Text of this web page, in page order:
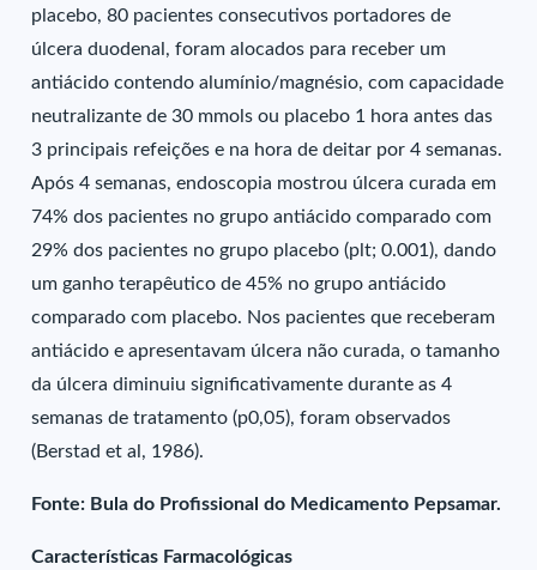
placebo, 80 pacientes consecutivos portadores de
úlcera duodenal, foram alocados para receber um
antiácido contendo alumínio/magnésio, com capacidade
neutralizante de 30 mmols ou placebo 1 hora antes das
3 principais refeições e na hora de deitar por 4 semanas.
Após 4 semanas, endoscopia mostrou úlcera curada em
74% dos pacientes no grupo antiácido comparado com
29% dos pacientes no grupo placebo (plt; 0.001), dando
um ganho terapêutico de 45% no grupo antiácido
comparado com placebo. Nos pacientes que receberam
antiácido e apresentavam úlcera não curada, o tamanho
da úlcera diminuiu significativamente durante as 4
semanas de tratamento (p0,05), foram observados
(Berstad et al, 1986).
Fonte: Bula do Profissional do Medicamento Pepsamar.
Características Farmacológicas